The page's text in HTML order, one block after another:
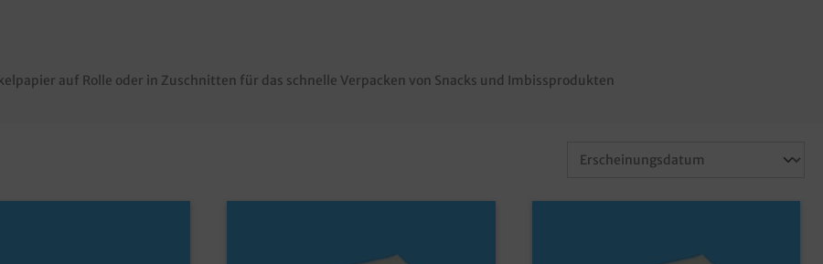
auf Rolle oder in Zuschnitten für das schnelle Verpacken von Snacks und Imbissprodukten